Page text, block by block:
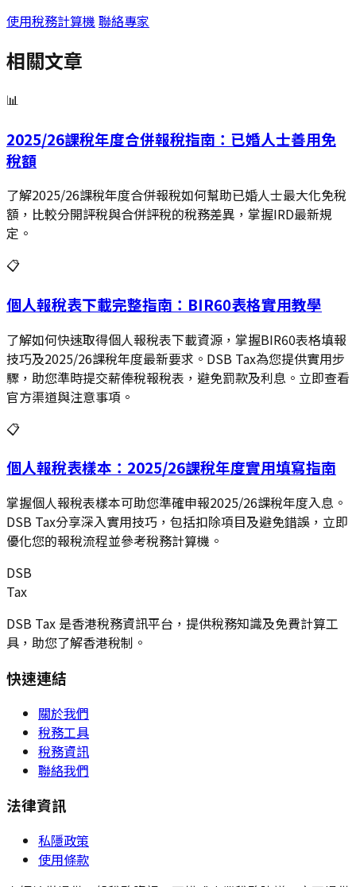
使用稅務計算機 聯絡專家
相關文章
📊
2025/26課稅年度合併報稅指南：已婚人士善用免
稅額
了解2025/26課稅年度合併報稅如何幫助已婚人士最大化免稅
額，比較分開評稅與合併評稅的稅務差異，掌握IRD最新規
定。
📋
個人報稅表下載完整指南：BIR60表格實用教學
了解如何快速取得個人報稅表下載資源，掌握BIR60表格填報
技巧及2025/26課稅年度最新要求。DSB Tax為您提供實用步
驟，助您準時提交薪俸稅報稅表，避免罰款及利息。立即查看
官方渠道與注意事項。
📋
個人報稅表樣本：2025/26課稅年度實用填寫指南
掌握個人報稅表樣本可助您準確申報2025/26課稅年度入息。
DSB Tax分享深入實用技巧，包括扣除項目及避免錯誤，立即
優化您的報稅流程並參考稅務計算機。
DSB
Tax
DSB Tax 是香港稅務資訊平台，提供稅務知識及免費計算工
具，助您了解香港稅制。
快速連結
關於我們
稅務工具
稅務資訊
聯絡我們
法律資訊
私隱政策
使用條款